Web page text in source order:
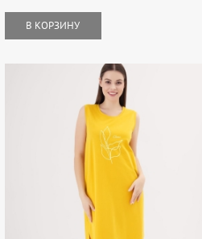
В КОРЗИНУ